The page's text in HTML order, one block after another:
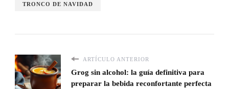
TRONCO DE NAVIDAD
ARTÍCULO ANTERIOR
Grog sin alcohol: la guía definitiva para
preparar la bebida reconfortante perfecta